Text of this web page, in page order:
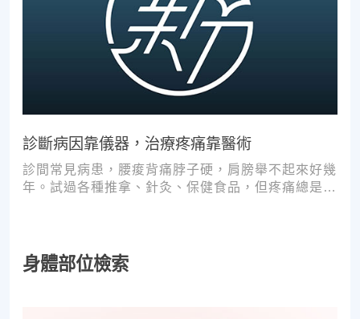
診斷病因靠儀器，治療疼痛靠醫術
診間常見病患，腰痠背痛脖子硬，肩膀舉不起來好幾
年。試過各種推拿、針灸、保健食品，但疼痛總是時
身體部位檢索